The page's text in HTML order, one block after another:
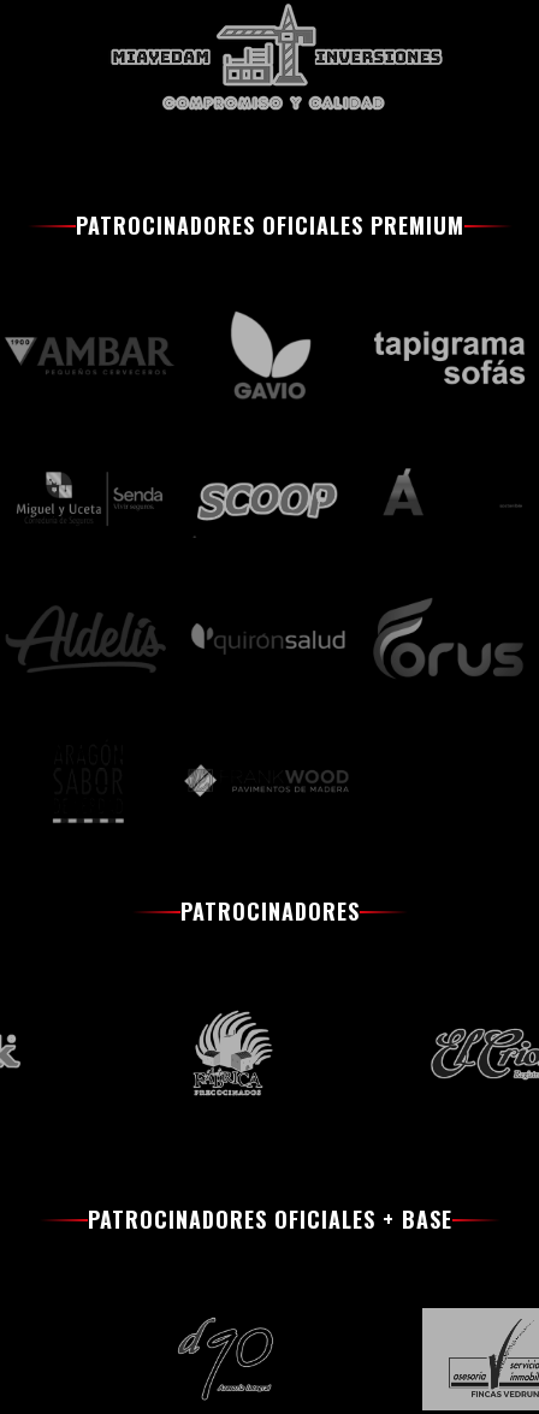
PATROCINADORES OFICIALES PREMIUM
PATROCINADORES
PATROCINADORES OFICIALES + BASE